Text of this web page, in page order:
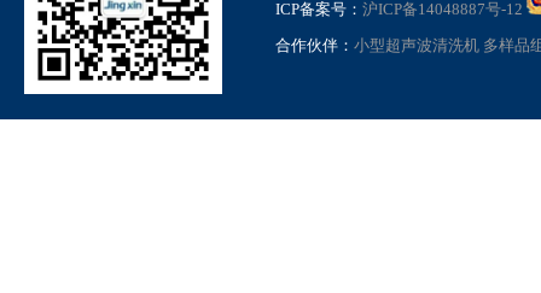
ICP备案号： 沪ICP备14048887号-12
合作伙伴： 小型超声波清洗机 多样品